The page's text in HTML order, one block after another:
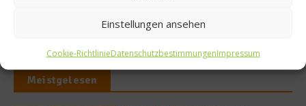
Einstellungen ansehen
Cookie-RichtlinieDatenschutzbestimmungenImpressum
Meistgelesen